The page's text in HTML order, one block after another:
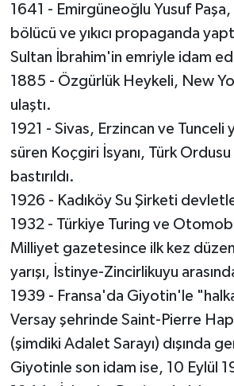
1641 - Emirgüneoğlu Yusuf Paşa,
bölücü ve yıkıcı propaganda
Sultan İbrahim'in emriyle idam
1885 - Özgürlük Heykeli, New
ulaştı.
1921 - Sivas, Erzincan ve
süren Koçgiri İsyanı, Türk
bastırıldı.
1926 - Kadıköy Su Şirketi
1932 - Türkiye Turing ve
Milliyet gazetesince ilk kez
yarışı, İstinye-Zincirlikuyu
1939 - Fransa'da Giyotin'le
Versay şehrinde Saint-Pierre
(şimdiki Adalet Sarayı) dışında
Giyotinle son idam ise, 10 Eylül